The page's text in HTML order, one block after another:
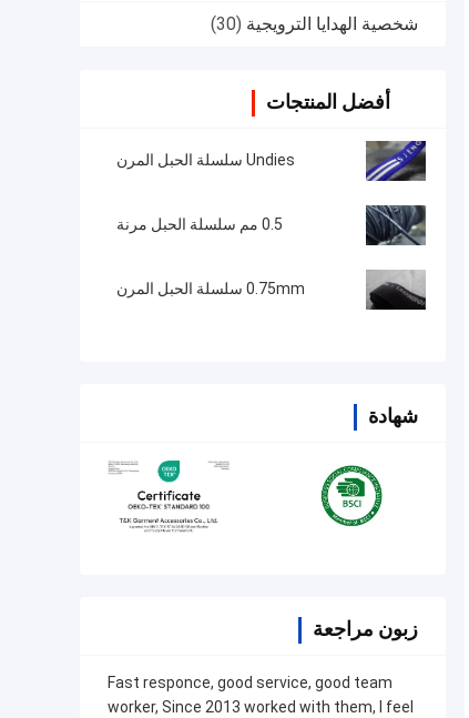
شخصية الهدايا الترويجية (30)
أفضل المنتجات
Undies سلسلة الحبل المرن
0.5 مم سلسلة الحبل مرنة
0.75mm سلسلة الحبل المرن
شهادة
زبون مراجعة
Fast responce, good service, good team
worker, Since 2013 worked with them, I feel